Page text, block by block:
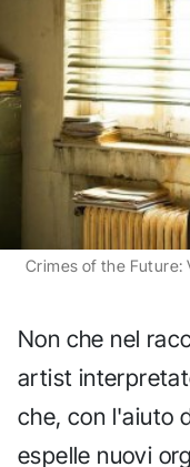
Crimes of the Future:
Non che nel
artist
che, con l'aiuto
espelle nuovi